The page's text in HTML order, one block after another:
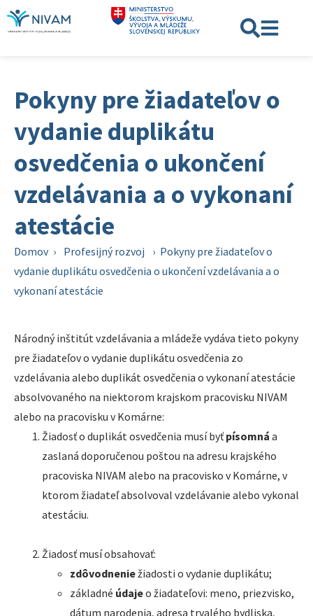
Pokyny pre žiadateľov o
vydanie duplikátu
osvedčenia o ukončení
vzdelávania a o vykonaní
atestácie
Domov › Profesijný rozvoj › Pokyny pre žiadateľov o
vydanie duplikátu osvedčenia o ukončení vzdelávania a o
vykonaní atestácie
Národný inštitút vzdelávania a mládeže vydáva tieto pokyny
pre žiadateľov o vydanie duplikátu osvedčenia zo
vzdelávania alebo duplikát osvedčenia o vykonaní atestácie
absolvovaného na niektorom krajskom pracovisku NIVAM
alebo na pracovisku v Komárne:
Žiadosť o duplikát osvedčenia musí byť písomná a
zaslaná doporučenou poštou na adresu krajského
pracoviska NIVAM alebo na pracovisko v Komárne, v
ktorom žiadateľ absolvoval vzdelávanie alebo vykonal
atestáciu.
Žiadosť musí obsahovať:
zdôvodneniežiadosti o vydanie duplikátu;
základné údajeo žiadateľovi: meno, priezvisko,
dátum narodenia, adresa trvalého bydliska,